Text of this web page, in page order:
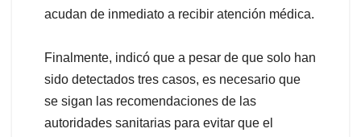
acudan de inmediato a recibir atención médica.
Finalmente, indicó que a pesar de que solo han
sido detectados tres casos, es necesario que
se sigan las recomendaciones de las
autoridades sanitarias para evitar que el